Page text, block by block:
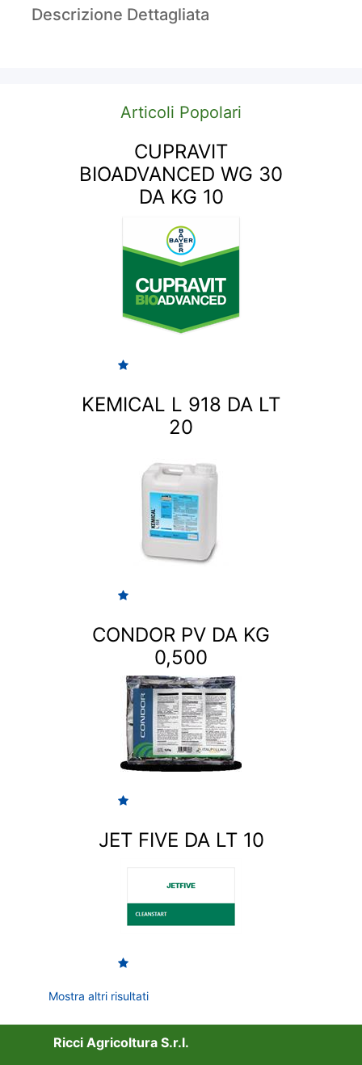
Descrizione Dettagliata
Articoli Popolari
CUPRAVIT
BIOADVANCED WG 30
DA KG 10
KEMICAL L 918 DA LT
20
CONDOR PV DA KG
0,500
JET FIVE DA LT 10
Mostra altri risultati
Ricci Agricoltura S.r.l.